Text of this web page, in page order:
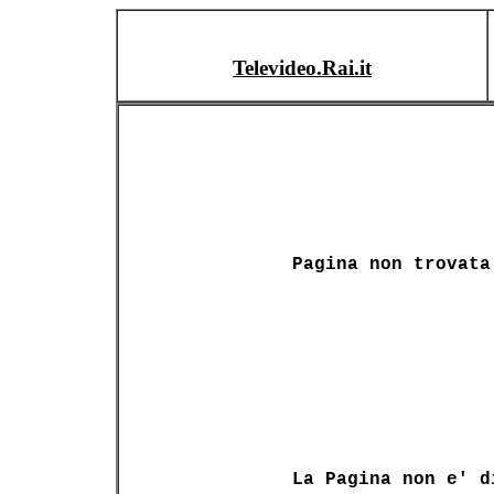
Televideo.Rai.it
Pagina non trovata
La Pagina non e'